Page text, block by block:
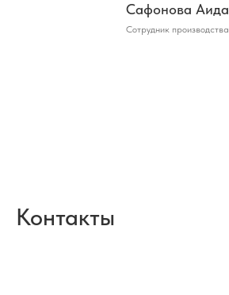
Сафонова Аида
Сотрудник производства
Контакты